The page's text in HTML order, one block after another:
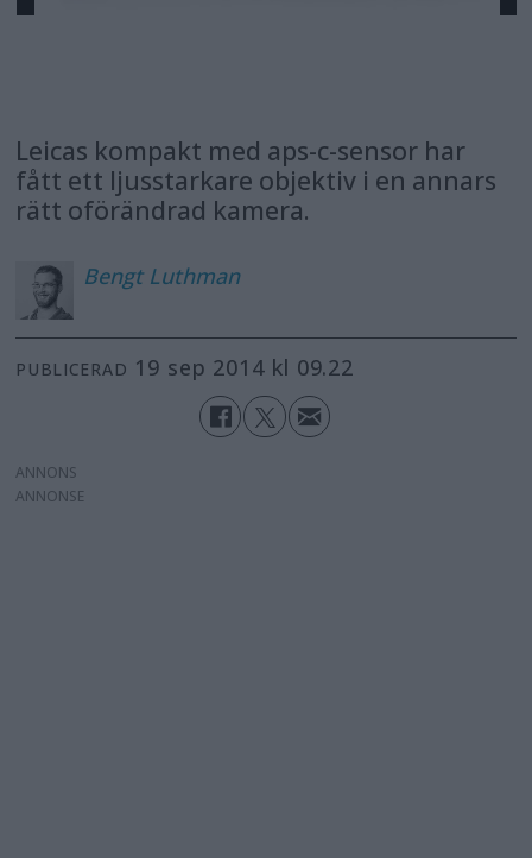
Leicas kompakt med aps-c-sensor har
fått ett ljusstarkare objektiv i en annars
rätt oförändrad kamera.
Bengt Luthman
PUBLICERAD 19 sep 2014 kl 09.22
ANNONS